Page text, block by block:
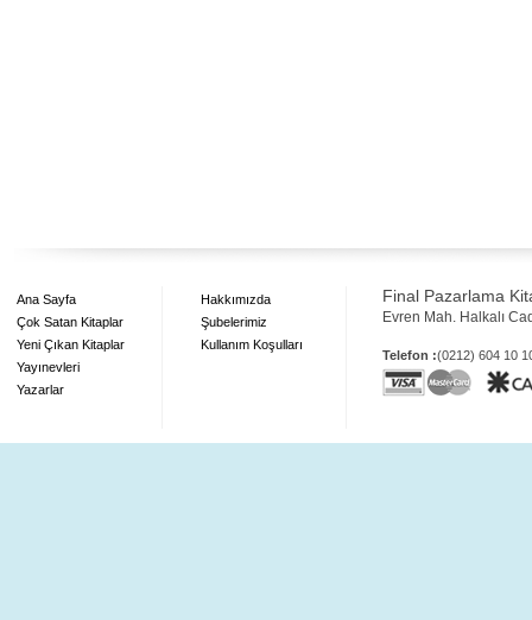
Ana Sayfa
Çok Satan Kitaplar
Yeni Çıkan Kitaplar
Yayınevleri
Yazarlar
Hakkımızda
Şubelerimiz
Kullanım Koşulları
Final Pazarlama
Evren Mah. Halkalı
Telefon :(0212) 604 10